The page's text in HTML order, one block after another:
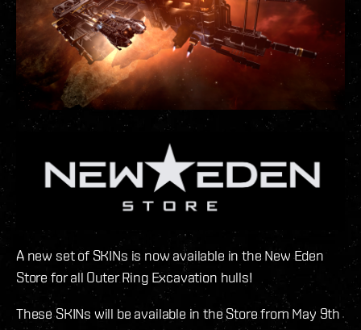
A new set of SKINs is now available in the New Eden
Store for all Outer Ring Excavation hulls!
These SKINs will be available in the Store from May 9th